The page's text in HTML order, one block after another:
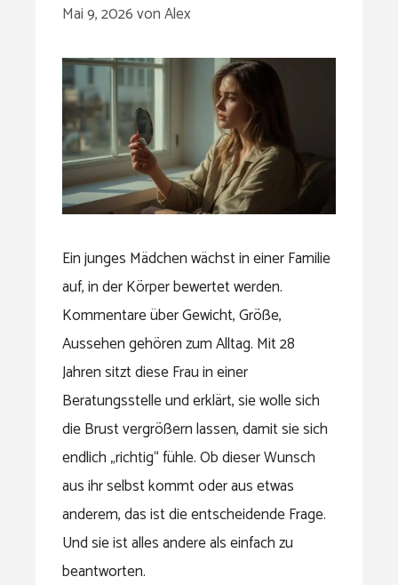
Mai 9, 2026vonAlex
Ein junges Mädchen wächst in einer Familie
auf, in der Körper bewertet werden.
Kommentare über Gewicht, Größe,
Aussehen gehören zum Alltag. Mit 28
Jahren sitzt diese Frau in einer
Beratungsstelle und erklärt, sie wolle sich
die Brust vergrößern lassen, damit sie sich
endlich „richtig“ fühle. Ob dieser Wunsch
aus ihr selbst kommt oder aus etwas
anderem, das ist die entscheidende Frage.
Und sie ist alles andere als einfach zu
beantworten.